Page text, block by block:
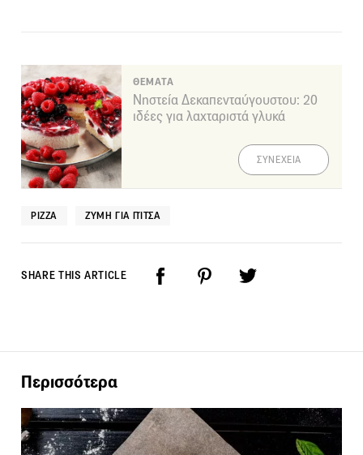
ΘΕΜΑΤΑ
Νηστεία Δεκαπενταύγουστου: 20
ιδέες για λαχταριστά γλυκά
ΣΥΝΕΧΕΙΑ
PIZZA ΖΎΜΗ ΓΙΑ ΠΊΤΣΑ
SHARE THIS ARTICLE
Περισσότερα